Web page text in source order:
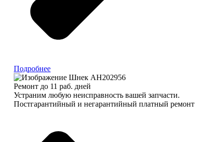
Подробнее
Ремонт до 11 раб. дней
Устраним любую неисправность вашей запчасти.
Постгарантийный и негарантийный платный ремонт